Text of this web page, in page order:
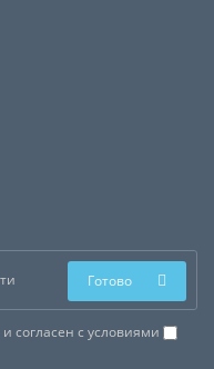
и согласен с условиями
Готово